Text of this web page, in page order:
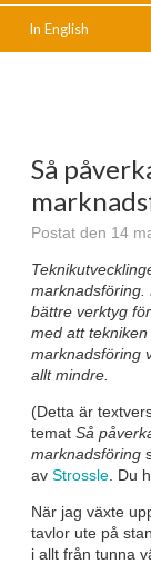
In English
Så
Postat den 14
marknadsföring.
bättre verktyg
med att
marknadsföring
allt mindre.
(Detta är
temat Så
marknadsföring
av Strossle . Du
När jag växte
tavlor ute på
i allt från tunna